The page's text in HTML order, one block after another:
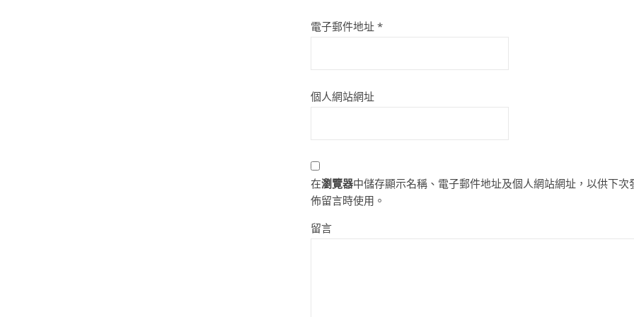
電子郵件地址 *
個人網站網址
在瀏覽器中儲存顯示名稱、電子郵件地址及個人網站網址，以供下次
佈留言時使用。
留言